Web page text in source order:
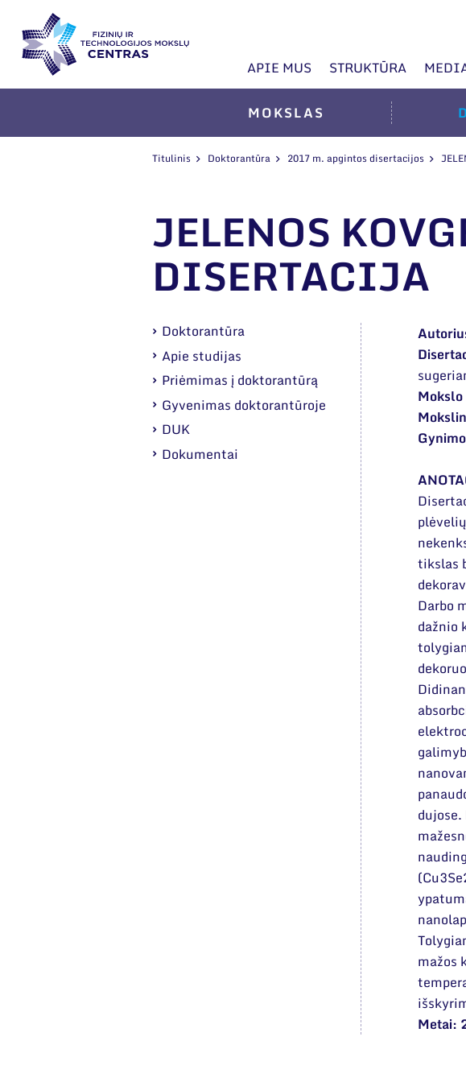
APIE MUS STRUKTŪRA
MOKSLAS
Titulinis Doktorantūra 2017 m. apgintos disertacijos
JELENOS
DISERTACIJA
Doktorantūra
Apie studijas
Priėmimas į doktorantūrą
Gyvenimas doktorantūroje
DUK
Dokumentai
tikslas
Darbo
dažnio
mažos
Metai: